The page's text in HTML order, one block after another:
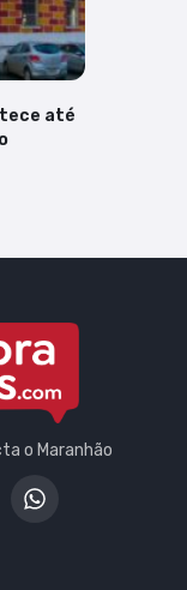
até
o Maranhão